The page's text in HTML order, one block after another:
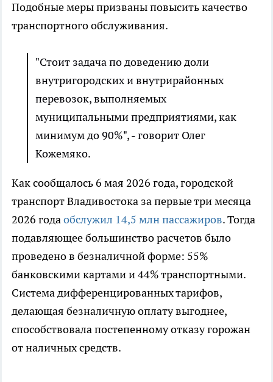
Подобные меры призваны повысить качество
транспортного обслуживания.
"Стоит задача по доведению доли
внутригородских и внутрирайонных
перевозок, выполняемых
муниципальными предприятиями, как
минимум до 90%", - говорит Олег
Кожемяко.
Как сообщалось 6 мая 2026 года, городской
транспорт Владивостока за первые три месяца
2026 годаобслужил 14,5 млн пассажиров. Тогда
подавляющее большинство расчетов было
проведено в безналичной форме: 55%
банковскими картами и 44% транспортными.
Система дифференцированных тарифов,
делающая безналичную оплату выгоднее,
способствовала постепенному отказу горожан
от наличных средств.